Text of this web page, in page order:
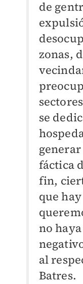
de
zonas,
se
fáctica
fin,
que
no
al
Batres.